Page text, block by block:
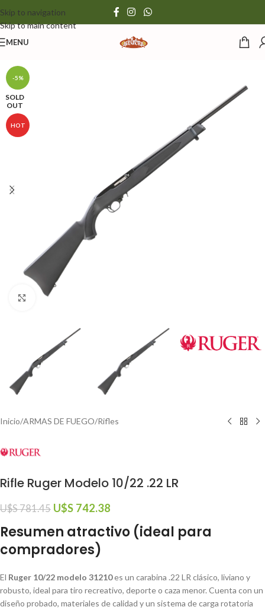
Skip to navigation
Skip to main content
MENU
-5%
SOLD
OUT
HOT
Click to enlarge
Inicio/ARMAS DE FUEGO/Rifles
Rifle Ruger Modelo 10/22 .22 LR
U$S781.45 U$S 742.38
Resumen atractivo (ideal para
compradores)
El Ruger 10/22 modelo 31210es un carabina .22 LR clásico, liviano y
robusto, ideal para tiro recreativo, deporte o caza menor. Cuenta con un
diseño probado, materiales de calidad y un sistema de carga rotatoria